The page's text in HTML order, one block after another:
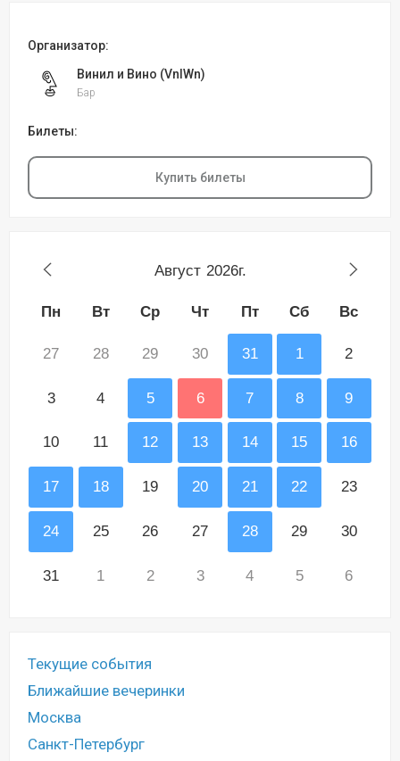
Организатор:
Винил и Вино (VnlWn)
Бар
Билеты:
Купить билеты
Август 2026г.
Пн Вт Ср Чт Пт Сб Вс
27 28 29 30 31 1 2
3 4 5 6 7 8 9
10 11 12 13 14 15 16
17 18 19 20 21 22 23
24 25 26 27 28 29 30
31 1 2 3 4 5 6
Текущие события
Ближайшие вечеринки
Москва
Санкт-Петербург